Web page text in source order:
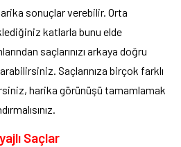
sonuçlar verebilir. Orta
katlarla bunu elde
saçlarınızı arkaya doğru
Saçlarınıza birçok farklı
harika görünüşü tamamlamak
Saçlar